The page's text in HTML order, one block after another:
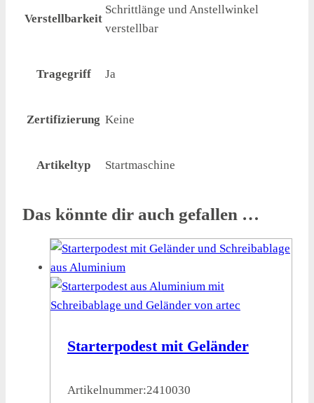
Verstellbarkeit
Schrittlänge und Anstellwinkel
verstellbar
Tragegriff Ja
Zertifizierung Keine
Artikeltyp Startmaschine
Das könnte dir auch gefallen …
Starterpodest mit Geländer
Artikelnummer:2410030